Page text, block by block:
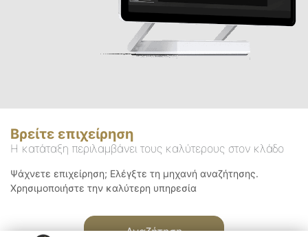
Βρείτε επιχείρηση
Η κατάταξη περιλαμβάνει τους καλύτερους στον κλάδο
Ψάχνετε επιχείρηση; Ελέγξτε τη μηχανή αναζήτησης.
Χρησιμοποιήστε την καλύτερη υπηρεσία
Αναζήτηση